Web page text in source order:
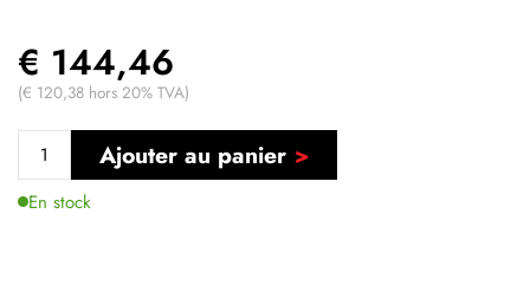
€ 144,46
(€ 120,38 hors 20% TVA)
Ajouter au panier
En stock